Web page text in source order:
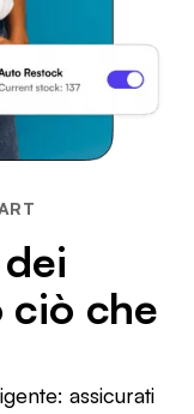
ciò che
assicurati